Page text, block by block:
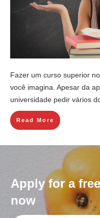
Fazer um curso superior
você imagina. Apesar da
universidade pedir vários
Read More
Apply for a
now